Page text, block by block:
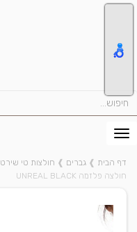
דף הבית ❱ גברים ❱ חולצות טי שירט
חולצה פלזמה UNREAL BLACK